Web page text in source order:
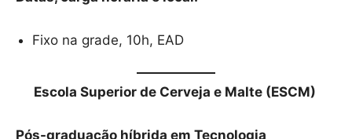
Fixo na grade, 10h, EAD
Escola Superior de Cerveja e Malte (ESCM)
Pós-graduação híbrida em Tecnologia